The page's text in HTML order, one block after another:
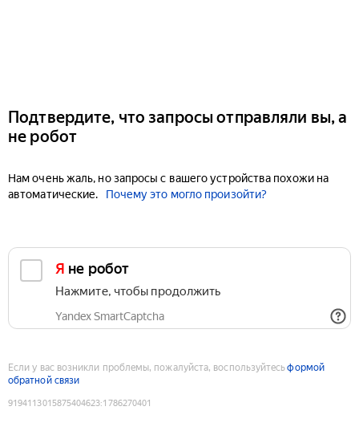
Подтвердите, что запросы отправляли вы, а
не робот
Нам очень жаль, но запросы с вашего устройства похожи на
автоматические.
Почему это могло произойти?
Я не робот
Нажмите, чтобы продолжить
Yandex SmartCaptcha
Если у вас возникли проблемы, пожалуйста, воспользуйтесьформой
обратной связи
9194113015875404623:1786270401